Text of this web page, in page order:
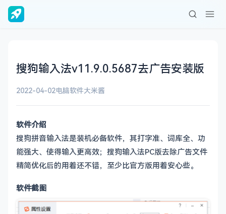
搜狗输入法v11.9.0.5687去广告安装版
2022-04-02电脑软件大米酱
软件介绍
搜狗拼音输入法是装机必备软件，其打字准、词库全、功
能强大、使得输入更高效；搜狗输入法PC版去除广告文件
精简优化后的用着还不错，至少比官方版用着安心些。
软件截图